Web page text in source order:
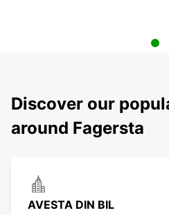
Discover our
around Fagersta
AVESTA DIN BIL